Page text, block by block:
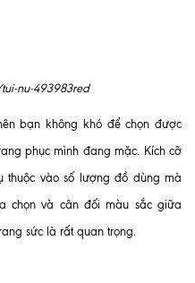
nu-493983red
bạn không khó để chọn được
phục mình đang mặc. Kích cỡ
thuộc vào số lượng đồ dùng mà
chọn và cân đối màu sắc giữa
sức là rất quan trọng.